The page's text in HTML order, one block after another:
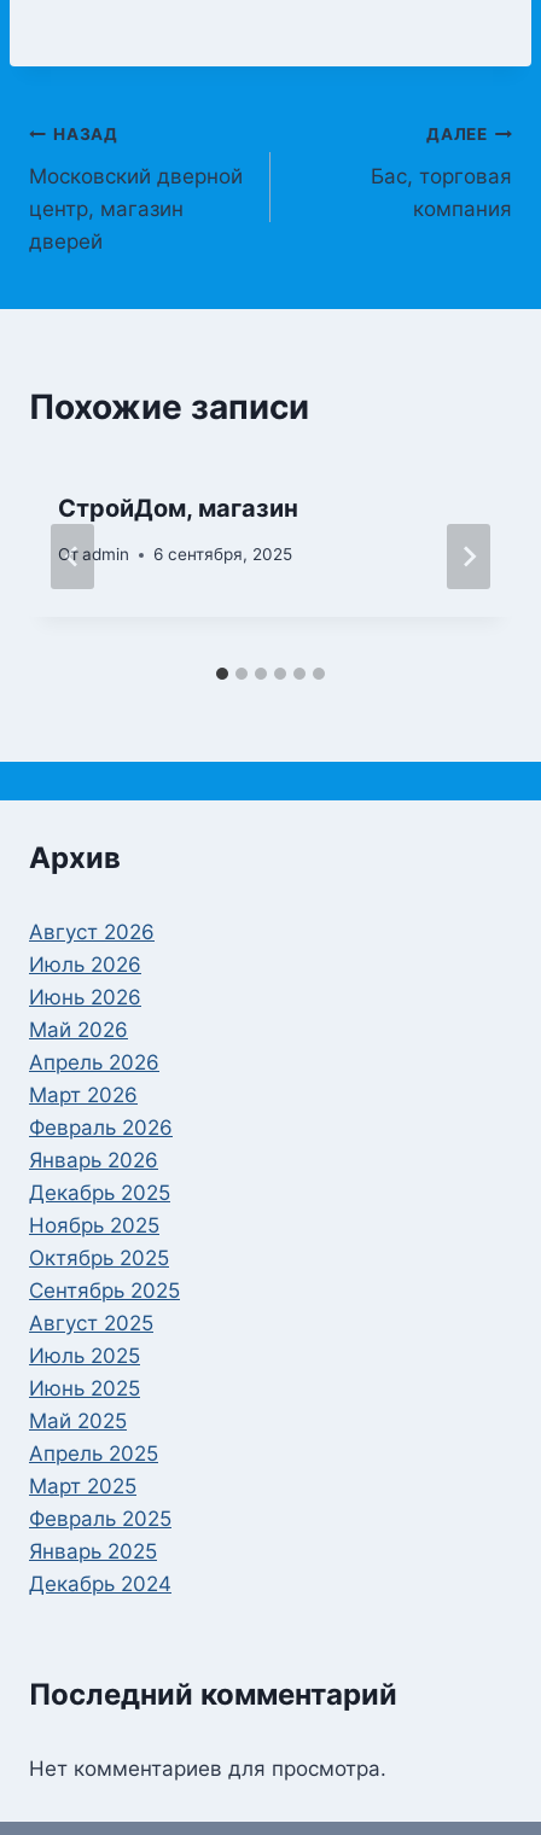
Навигация
по
записям
НАЗАД
Московский дверной
центр, магазин
дверей
ДАЛЕЕ
Бас, торговая
компания
Похожие записи
СтройДом, магазин
Отadmin 6 сентября, 2025
Архив
Август 2026
Июль 2026
Июнь 2026
Май 2026
Апрель 2026
Март 2026
Февраль 2026
Январь 2026
Декабрь 2025
Ноябрь 2025
Октябрь 2025
Сентябрь 2025
Август 2025
Июль 2025
Июнь 2025
Май 2025
Апрель 2025
Март 2025
Февраль 2025
Январь 2025
Декабрь 2024
Последний комментарий
Нет комментариев для просмотра.